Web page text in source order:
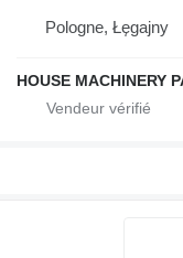
Pologne, Łęgajny
HOUSE MACHINERY